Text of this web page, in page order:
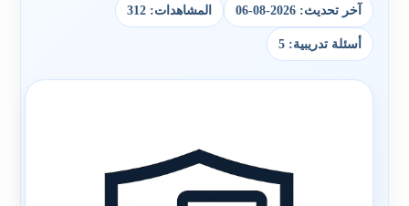
آخر تحديث: 2026-08-06 المشاهدات: 312
أسئلة تدريبية: 5